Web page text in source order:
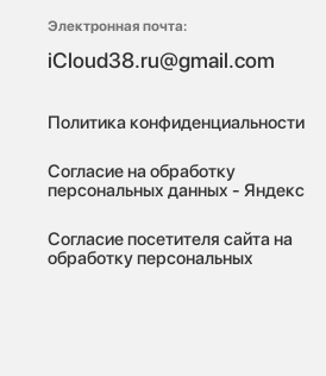
Электронная почта:
iCloud38.ru@gmail.com
Политика конфиденциальности
Согласие на обработку
персональных данных - Яндекс
Согласие посетителя сайта на
обработку персональных